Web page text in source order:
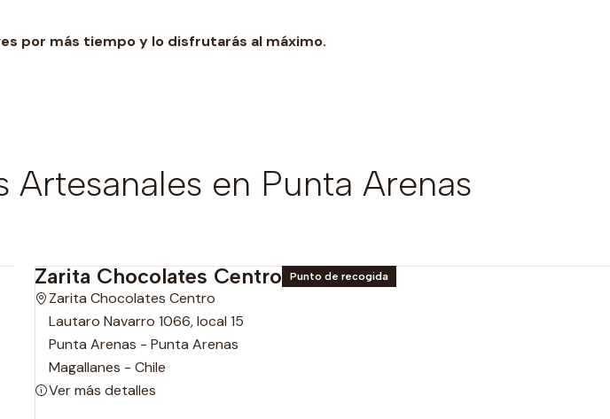
por más tiempo y lo disfrutarás al máximo.
en Punta Arenas
Zarita Chocolates Centro Punto de recogida
Zarita Chocolates Centro
Lautaro Navarro 1066, local 15
Punta Arenas - Punta Arenas
Magallanes - Chile
Ver más detalles